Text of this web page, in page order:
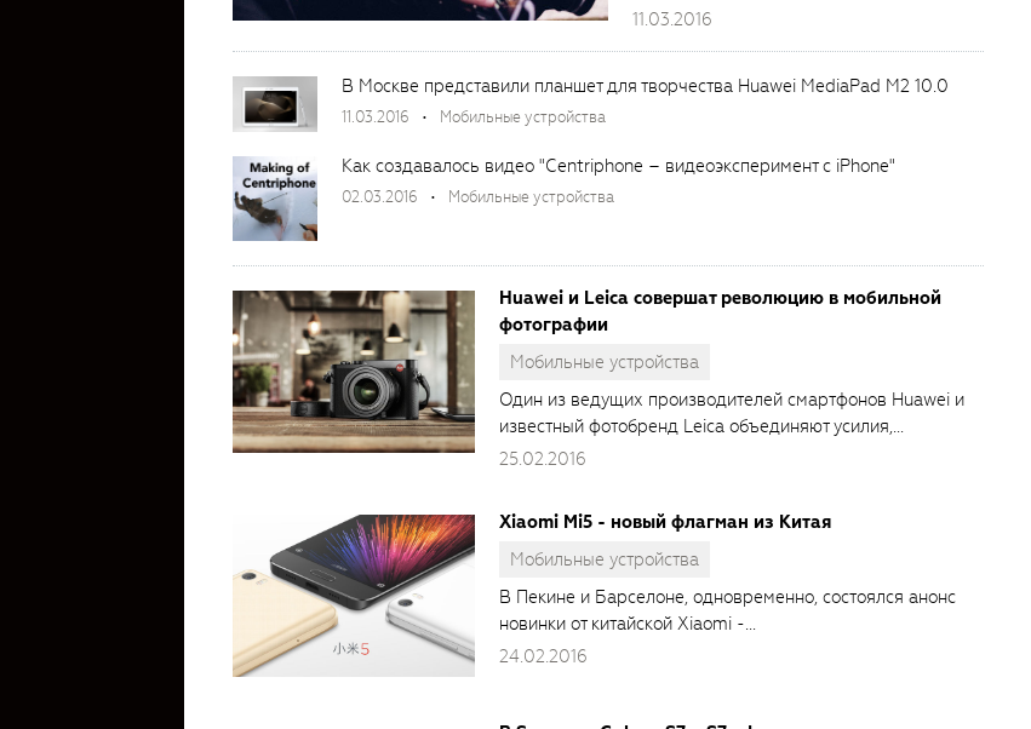
11.03.2016
В Москве представили планшет для творчества Huawei MediaPad M2 10.0
11.03.2016 Мобильные устройства
Как создавалось видео "Centriphone – видеоэксперимент с iPhone"
02.03.2016 Мобильные устройства
Huawei и Leica совершат революцию в мобильной
фотографии
Мобильные устройства
Один из ведущих производителей смартфонов Huawei и
известный фотобренд Leica объединяют усилия,...
25.02.2016
Xiaomi Mi5 - новый флагман из Китая
Мобильные устройства
В Пекине и Барселоне, одновременно, состоялся анонс
новинки от китайской Xiaomi -...
24.02.2016